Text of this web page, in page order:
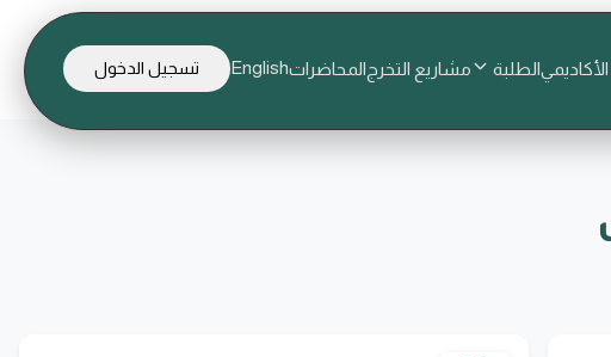
الأكاديميالطلبة مشاريع التخرجالمحاضراتEnglish تسجيل الدخول